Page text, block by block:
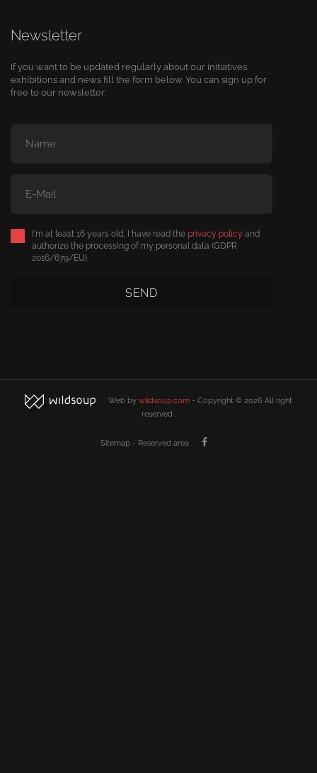
Newsletter
If you want to be updated regularly about our initiatives,
exhibitions and news fill the form below. You can sign up for
free to our newsletter.
I'm at least 16 years old, I have read the privacy policy and
authorize the processing of my personal data (GDPR
2016/679/EU).
Web by wildsoup.com - Copyright © 2026 All right
reserved .
Sitemap- Reserved area